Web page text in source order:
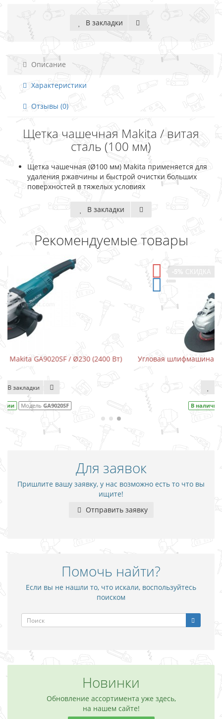
В закладки
Описание
Характеристики
Отзывы (0)
Щетка чашечная Makita / витая
сталь (100 мм)
Щетка чашечная (Ø100 мм) Makita применяется для
удаления ржавчины и быстрой очистки больших
поверхностей в тяжелых условиях
В закладки
Рекомендуемые товары
Вт)
-5% СКИДКА
Угловая шлифмашина Makita GA9020RF / Ø230 (2200 Вт)
В закладки
В наличии Модель GA9020RF
Для заявок
Пришлите вашу заявку, у нас возможно есть то что вы
ищите!
Отправить заявку
Помочь найти?
Если вы не нашли то, что искали, воспользуйтесь
поиском
Новинки
Обновление ассортимента уже здесь,
на нашем сайте!